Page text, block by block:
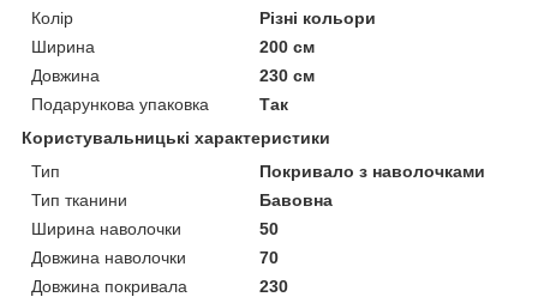
Колір
Різні кольори
Ширина
200 см
Довжина
230 см
Подарункова упаковка
Так
Користувальницькі характеристики
Тип
Покривало з наволочками
Тип тканини
Бавовна
Ширина наволочки
50
Довжина наволочки
70
Довжина покривала
230